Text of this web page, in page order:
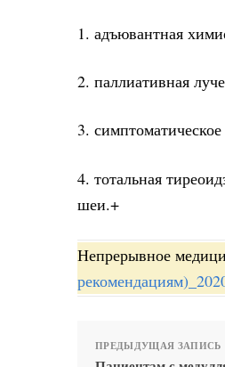
1. адъювантная
2. паллиативная
3.
4. тотальная
шеи.+
Непрерывное
ПРЕДЫДУЩАЯ ЗАПИСЬ